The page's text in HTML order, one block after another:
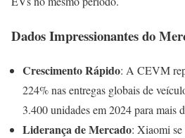
Dados Impressionantes do
Crescimento Rápido: A CEVM
224% nas entregas globais de
3.400 unidades em 2024 para mais
Liderança de Mercado: Xiaomi se